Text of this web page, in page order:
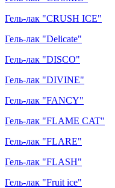
Гель-лак "CRUSH ICE"
Гель-лак "Delicate"
Гель-лак "DISCO"
Гель-лак "DIVINE"
Гель-лак "FANCY"
Гель-лак "FLAME CAT"
Гель-лак "FLARE"
Гель-лак "FLASH"
Гель-лак "Fruit ice"